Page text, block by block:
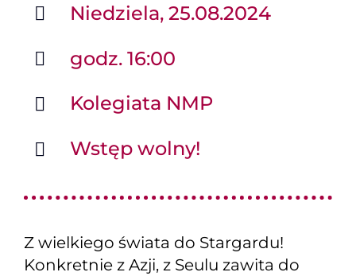
Niedziela, 25.08.2024
godz. 16:00
Kolegiata NMP
Wstęp wolny!
Z wielkiego świata do Stargardu!
Konkretnie z Azji, z Seulu zawita do